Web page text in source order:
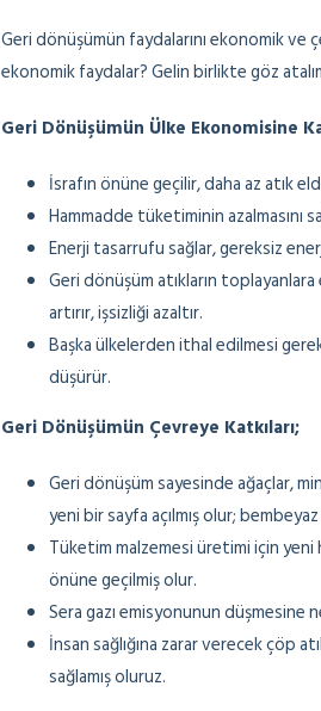
Geri dönüşümün faydalarını ekonomik
ekonomik faydalar? Gelin birlikte göz
Geri Dönüşümün Ülke Ekonomisine
İsrafın önüne geçilir, daha az atık
Hammadde tüketiminin
Enerji tasarrufu sağlar, gereksiz
Geri dönüşüm atıkların
artırır, işsizliği azaltır.
Başka ülkelerden ithal edilmesi
düşürür.
Geri Dönüşümün Çevreye Katkıları;
Geri dönüşüm sayesinde ağaçlar,
yeni bir sayfa açılmış olur;
Tüketim malzemesi üretimi için yeni
önüne geçilmiş olur.
Sera gazı emisyonunun düşmesine
İnsan sağlığına zarar verecek çöp
sağlamış oluruz.